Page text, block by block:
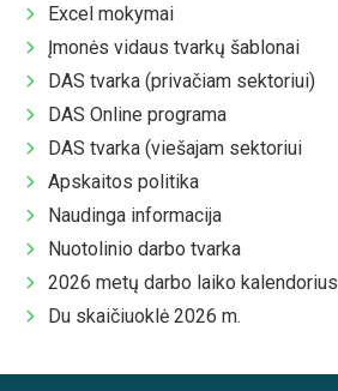
Excel mokymai
Įmonės vidaus tvarkų šablonai
DAS tvarka (privačiam sektoriui)
DAS Online programa
DAS tvarka (viešajam sektoriui
Apskaitos politika
Naudinga informacija
Nuotolinio darbo tvarka
2026 metų darbo laiko kalendorius
Du skaičiuoklė 2026 m.